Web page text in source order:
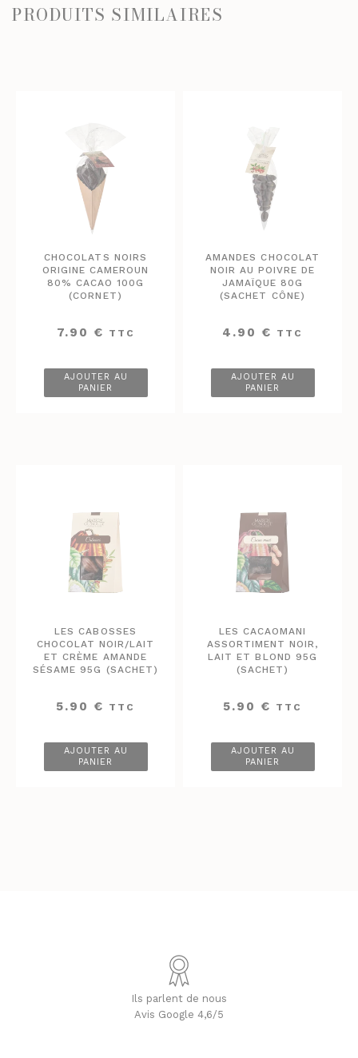
PRODUITS SIMILAIRES
CHOCOLATS NOIRS
ORIGINE CAMEROUN
80% CACAO 100G
(CORNET)
7.90 € TTC
AJOUTER AU
PANIER
AMANDES CHOCOLAT
NOIR AU POIVRE DE
JAMAÏQUE 80G
(SACHET CÔNE)
4.90 € TTC
AJOUTER AU
PANIER
LES CABOSSES
CHOCOLAT NOIR/LAIT
ET CRÈME AMANDE
SÉSAME 95G (SACHET)
5.90 € TTC
AJOUTER AU
PANIER
LES CACAOMANI
ASSORTIMENT NOIR,
LAIT ET BLOND 95G
(SACHET)
5.90 € TTC
AJOUTER AU
PANIER
Ils parlent de nous
Avis Google 4,6/5